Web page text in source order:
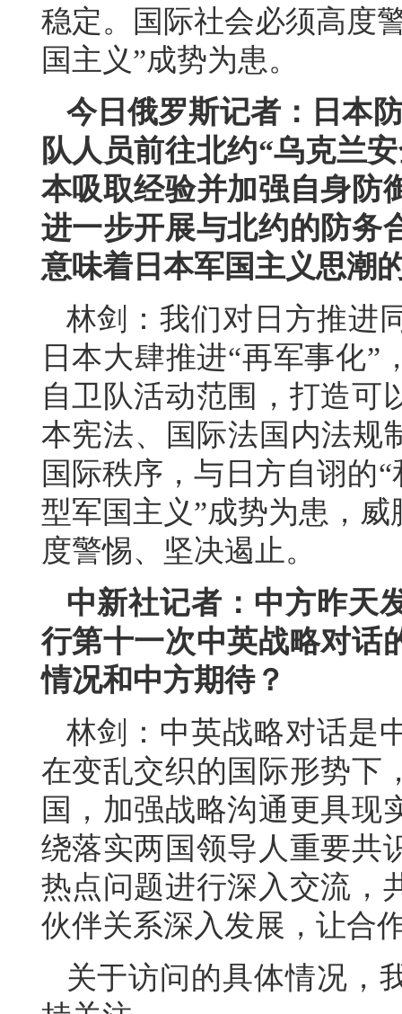
稳定。国际社会必须高度
国主义”成势为患。
今日俄罗斯记者：日本
队人员前往北约“乌克兰
本吸取经验并加强自身防
进一步开展与北约的防务
意味着日本军国主义思潮
林剑：我们对日方推进
日本大肆推进“再军事化
自卫队活动范围，打造可
本宪法、国际法国内法规
国际秩序，与日方自诩的
型军国主义”成势为患，
度警惕、坚决遏止。
中新社记者：中方昨天
行第十一次中英战略对话
情况和中方期待？
林剑：中英战略对话是
在变乱交织的国际形势下
国，加强战略沟通更具现
绕落实两国领导人重要共
热点问题进行深入交流，
伙伴关系深入发展，让合
关于访问的具体情况，